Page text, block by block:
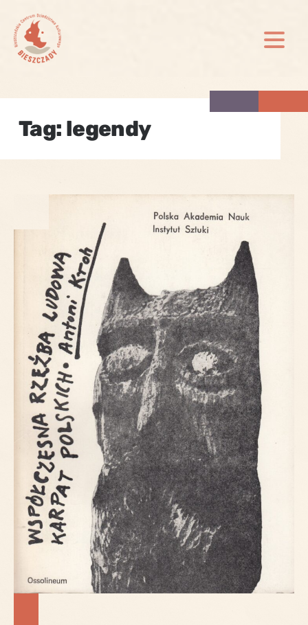
content
Tag: legendy